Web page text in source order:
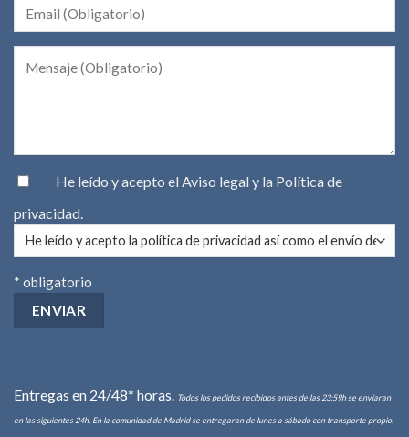
He leído y acepto el Aviso legaly la Política de
privacidad
* obligatorio
Entregas en 24/48* horas. Todos los pedidos recibidos antes de las 23:59h se enviaran
en las siguientes 24h. En la comunidad de Madrid se entregaran de lunes a sábado con transporte propio.